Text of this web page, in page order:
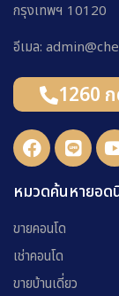
กรุงเทพฯ 10120
อีเมล:
1260
หมวดค้นหายอด
ขายคอนโด
เช่าคอนโด
ขายบ้านเดี่ยว